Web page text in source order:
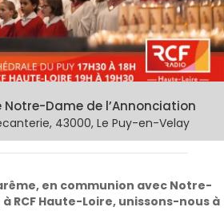
Dame de l’Annonciation
43000, Le Puy-en-Velay
en communion avec Notre-
RCF Haute-Loire, unissons-nous à